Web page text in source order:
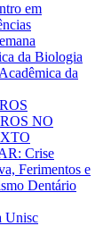
em
da Biologia
da
NO
Crise
Ferimentos e
Dentário
Unisc